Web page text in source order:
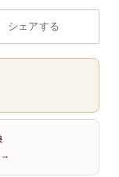
シェアする
→